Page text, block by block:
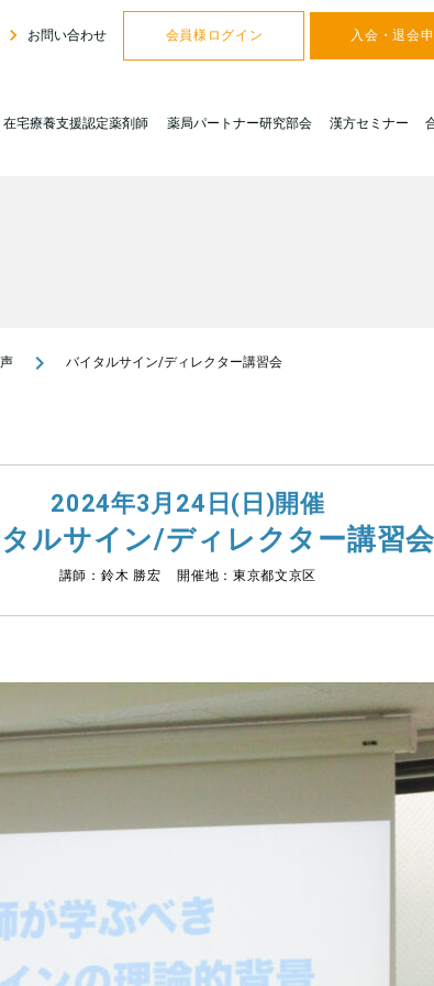
navigate_next お問い合わせ 会員様ログイン 入会・退会
在宅療養支援認定薬剤師 薬局パートナー研究部会 漢方セミナー
navigate_next バイタルサイン/ディレクター講習会
2024年3月24日(日)開催
ルサイン/ディレクター講習会
講師：鈴木 勝宏 開催地：東京都文京区